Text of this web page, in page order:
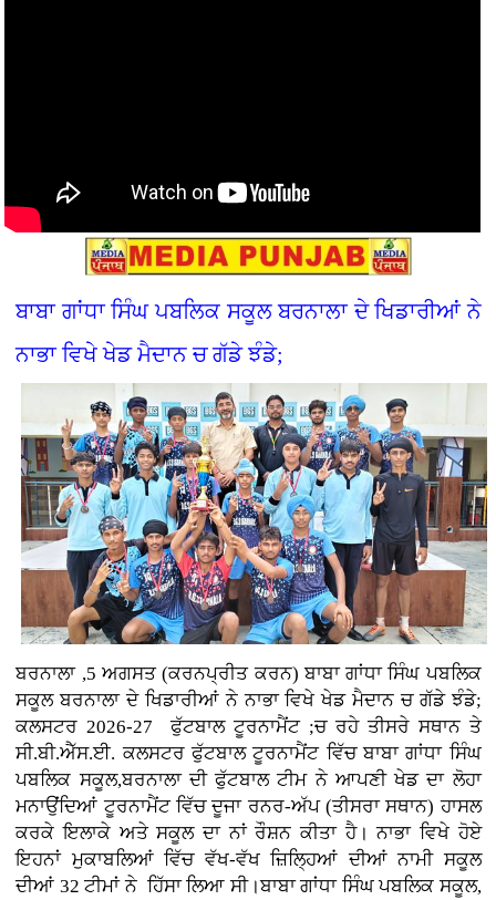
ਬਾਬਾ ਗਾਂਧਾ ਸਿੰਘ ਪਬਲਿਕ ਸਕੂਲ ਬਰਨਾਲਾ ਦੇ ਖਿਡਾਰੀਆਂ ਨੇ
ਨਾਭਾ ਵਿਖੇ ਖੇਡ ਮੈਦਾਨ ਚ ਗੱਡੇ ਝੰਡੇ;
ਬਰਨਾਲਾ ,5 ਅਗਸਤ (ਕਰਨਪ੍ਰੀਤ ਕਰਨ) ਬਾਬਾ ਗਾਂਧਾ ਸਿੰਘ ਪਬਲਿਕ
ਸਕੂਲ ਬਰਨਾਲਾ ਦੇ ਖਿਡਾਰੀਆਂ ਨੇ ਨਾਭਾ ਵਿਖੇ ਖੇਡ ਮੈਦਾਨ ਚ ਗੱਡੇ ਝੰਡੇ;
ਕਲਸਟਰ 2026-27 ਫੁੱਟਬਾਲ ਟੂਰਨਾਮੈਂਟ ;ਚ ਰਹੇ ਤੀਸਰੇ ਸਥਾਨ ਤੇ
ਸੀ.ਬੀ.ਐੱਸ.ਈ. ਕਲਸਟਰ ਫੁੱਟਬਾਲ ਟੂਰਨਾਮੈਂਟ ਵਿੱਚ ਬਾਬਾ ਗਾਂਧਾ ਸਿੰਘ
ਪਬਲਿਕ ਸਕੂਲ,ਬਰਨਾਲਾ ਦੀ ਫੁੱਟਬਾਲ ਟੀਮ ਨੇ ਆਪਣੀ ਖੇਡ ਦਾ ਲੋਹਾ
ਮਨਾਉਂਦਿਆਂ ਟੂਰਨਾਮੈਂਟ ਵਿੱਚ ਦੂਜਾ ਰਨਰ-ਅੱਪ (ਤੀਸਰਾ ਸਥਾਨ) ਹਾਸਲ
ਕਰਕੇ ਇਲਾਕੇ ਅਤੇ ਸਕੂਲ ਦਾ ਨਾਂ ਰੌਸ਼ਨ ਕੀਤਾ ਹੈ। ਨਾਭਾ ਵਿਖੇ ਹੋਏ
ਇਹਨਾਂ ਮੁਕਾਬਲਿਆਂ ਵਿੱਚ ਵੱਖ-ਵੱਖ ਜ਼ਿਲ੍ਹਿਆਂ ਦੀਆਂ ਨਾਮੀ ਸਕੂਲ
ਦੀਆਂ 32 ਟੀਮਾਂ ਨੇ ਹਿੱਸਾ ਲਿਆ ਸੀ।ਬਾਬਾ ਗਾਂਧਾ ਸਿੰਘ ਪਬਲਿਕ ਸਕੂਲ,